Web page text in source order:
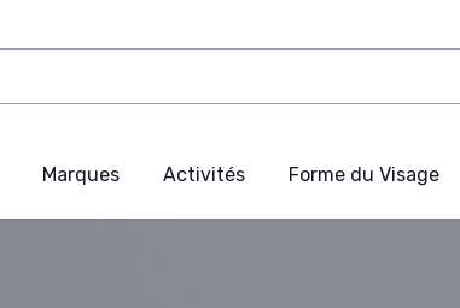
Marques Activités Forme du Visage